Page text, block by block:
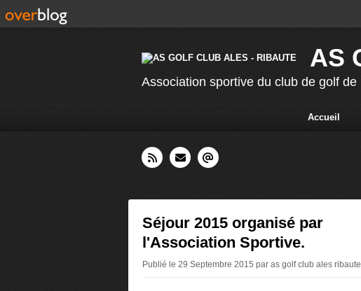
AS
Association sportive du club de golf de
Accueil
Séjour 2015 organisé par
l'Association Sportive.
Publié le 29 Septembre 2015 par as golf club ales ribaute